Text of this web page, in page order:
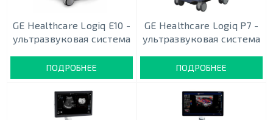
GE Healthcare Logiq E10 -
ультразвуковая система
ПОДРОБНЕЕ
GE Healthcare Logiq P7 -
ультразвуковая система
ПОДРОБНЕЕ